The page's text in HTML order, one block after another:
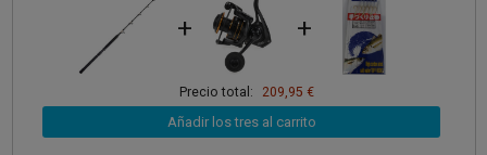
+ +
Precio total: 209,95 €
Añadir los tres al carrito